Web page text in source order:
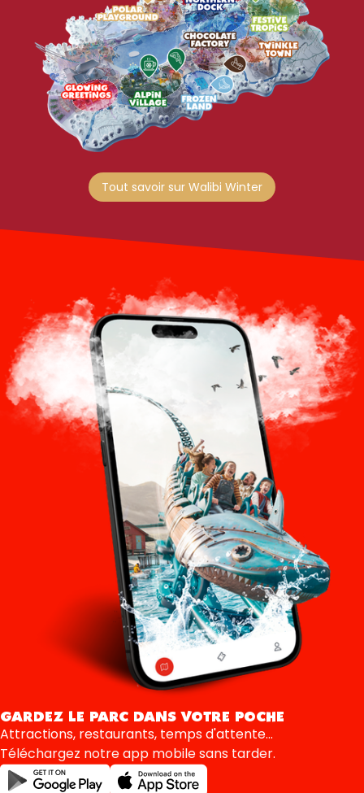
Tout savoir sur Walibi Winter
GARDEZ LE PARC DANS VOTRE POCHE
Attractions, restaurants, temps d'attente...
Téléchargez notre app mobile sans tarder.